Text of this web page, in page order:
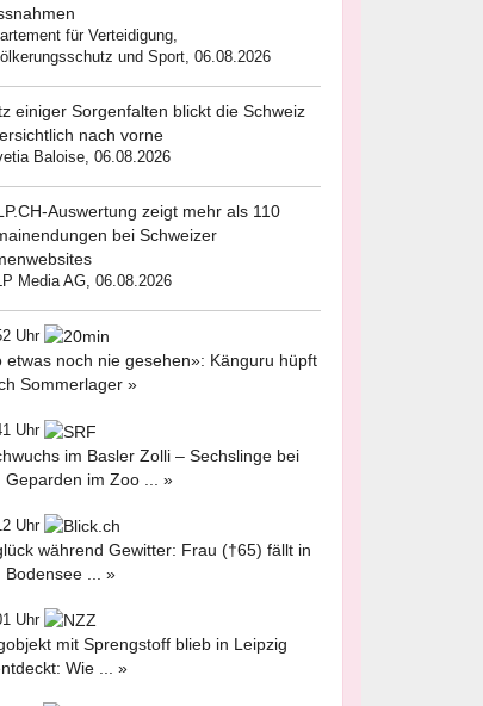
für Verteidigung,
und Sport, 06.08.2026
einiger Sorgenfalten blickt die Schweiz
nach vorne
Baloise, 06.08.2026
Auswertung zeigt mehr als 110
bei Schweizer
Media AG, 06.08.2026
Uhr
etwas noch nie gesehen»: Känguru hüpft
Sommerlager »
Uhr
im Basler Zolli – Sechslinge bei
Geparden im Zoo ... »
Uhr
während Gewitter: Frau (†65) fällt in
Bodensee ... »
Uhr
mit Sprengstoff blieb in Leipzig
Wie ... »